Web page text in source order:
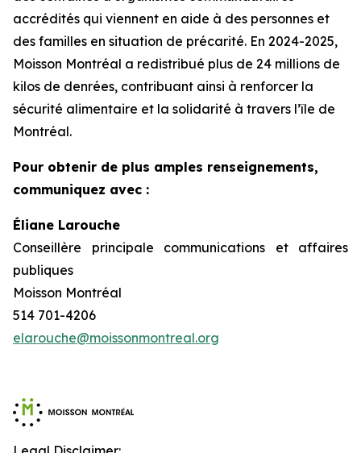
accrédités qui viennent en aide à des personnes et
des familles en situation de précarité. En 2024-2025,
Moisson Montréal a redistribué plus de 24 millions de
kilos de denrées, contribuant ainsi à renforcer la
sécurité alimentaire et la solidarité à travers l’île de
Montréal.
Pour obtenir de plus amples renseignements,
communiquez avec :
Éliane Larouche
Conseillère principale communications et affaires
publiques
Moisson Montréal
514 701-4206
elarouche@moissonmontreal.org